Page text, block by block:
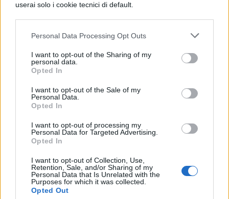
userai solo i cookie tecnici di default.
Personal Data Processing Opt Outs
I want to opt-out of the Sharing of my
personal data.
Opted In
I want to opt-out of the Sale of my
Personal Data.
Opted In
I want to opt-out of processing my
Personal Data for Targeted Advertising.
Opted In
I want to opt-out of Collection, Use,
Retention, Sale, and/or Sharing of my
Personal Data that Is Unrelated with the
Purposes for which it was collected.
Opted Out
(document, ‘script’, ‘facebook-jssdk’));
Caso Alberghiero di Arzachena contro i
piercing. Parla Antonello Carbini, il papà
del ragazzo allontanato da scuola per un
piercing al naso. "I regolamenti vanno
rispettati – dice il padre – a patto che
valgano per tutti e che non si facciano
discriminazioni".
Posted byOlbia.it – Il Giornale di Olbia
on Saturday, September 26, 2015